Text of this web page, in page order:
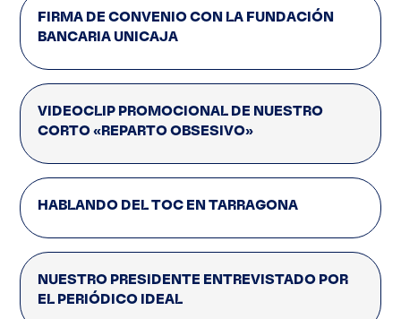
FIRMA DE CONVENIO CON LA FUNDACIÓN
BANCARIA UNICAJA
VIDEOCLIP PROMOCIONAL DE NUESTRO
CORTO «REPARTO OBSESIVO»
HABLANDO DEL TOC EN TARRAGONA
NUESTRO PRESIDENTE ENTREVISTADO POR
EL PERIÓDICO IDEAL